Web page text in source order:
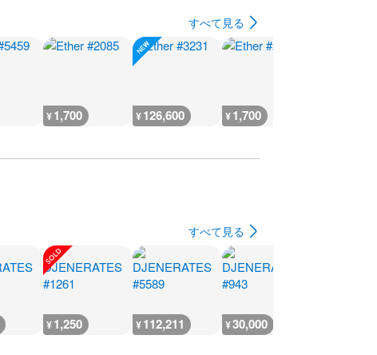
すべて見る
¥1,700 ¥126,600 ¥1,700
すべて見る
¥1,250 ¥112,211 ¥30,000